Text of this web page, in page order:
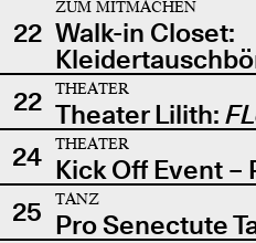
22
ZUM MITMACHEN
Walk-in Closet:
22
THEATER
Theater Lilith:
24
THEATER
Kick Off Event –
25
TANZ
Pro Senectute